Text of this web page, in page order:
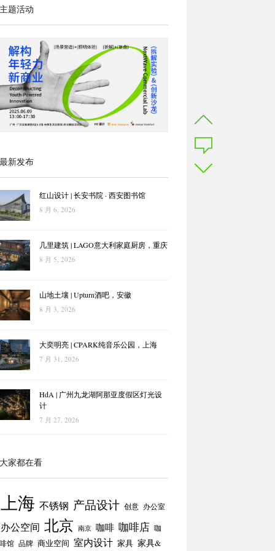
题活动
新发布
红山设计 | 长安书院 · 西安图书馆
8 月 6, 2026
几里建筑 | LAGO意大利家庭厨房，重庆
8 月 5, 2026
山地土壤 | Upturn酒吧，安徽
8 月 3, 2026
大奕明亮 | CPARK纯音乐公园，上海
7 月 31, 2026
HdA | 广州九龙湖阿那亚度假区灯光设
计
7 月 27, 2026
家都在看
上海 不锈钢 产品设计 创意 办公室
办公空间 北京 南京 咖啡 咖啡店 咖
馆 品牌 商业空间 室内设计 家具 家具&